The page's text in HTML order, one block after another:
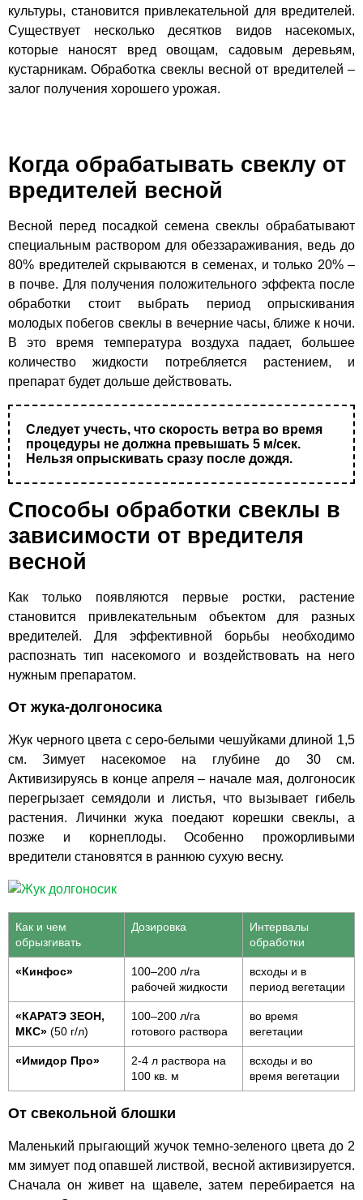
культуры, становится привлекательной для вредителей.
Существует несколько десятков видов насекомых,
которые наносят вред овощам, садовым деревьям,
кустарникам. Обработка свеклы весной от вредителей –
залог получения хорошего урожая.
Когда обрабатывать свеклу от
вредителей весной
Весной перед посадкой семена свеклы обрабатывают
специальным раствором для обеззараживания, ведь до
80% вредителей скрываются в семенах, и только 20% –
в почве. Для получения положительного эффекта после
обработки стоит выбрать период опрыскивания
молодых побегов свеклы в вечерние часы, ближе к ночи.
В это время температура воздуха падает, большее
количество жидкости потребляется растением, и
препарат будет дольше действовать.
Следует учесть, что скорость ветра во время
процедуры не должна превышать 5 м/сек.
Нельзя опрыскивать сразу после дождя.
Способы обработки свеклы в
зависимости от вредителя
весной
Как только появляются первые ростки, растение
становится привлекательным объектом для разных
вредителей. Для эффективной борьбы необходимо
распознать тип насекомого и воздействовать на него
нужным препаратом.
От жука-долгоносика
Жук черного цвета с серо-белыми чешуйками длиной 1,5
см. Зимует насекомое на глубине до 30 см.
Активизируясь в конце апреля – начале мая, долгоносик
перегрызает семядоли и листья, что вызывает гибель
растения. Личинки жука поедают корешки свеклы, а
позже и корнеплоды. Особенно прожорливыми
вредители становятся в раннюю сухую весну.
Как и чем
обрызгивать
Дозировка
Интервалы
обработки
«Кинфос»
100–200 л/га
рабочей жидкости
всходы и в
период вегетации
«КАРАТЭ ЗЕОН,
МКС» (50 г/л)
100–200 л/га
готового раствора
во время
вегетации
«Имидор Про»
2-4 л раствора на
100 кв. м
всходы и во
время вегетации
От свекольной блошки
Маленький прыгающий жучок темно-зеленого цвета до 2
мм зимует под опавшей листвой, весной активизируется.
Сначала он живет на щавеле, затем перебирается на